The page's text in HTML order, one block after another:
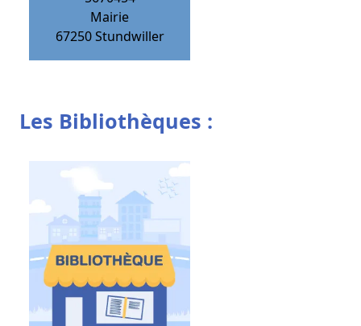
Mairie
67250 Stundwiller
Les Bibliothèques :